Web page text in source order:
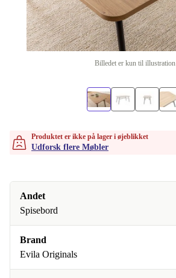
Billedet er kun til illustration
Produktet er ikke på lager i øjeblikket
Udforsk flere Møbler
Andet
Spisebord
Brand
Evila Originals